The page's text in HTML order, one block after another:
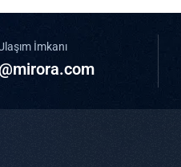
İmkanı